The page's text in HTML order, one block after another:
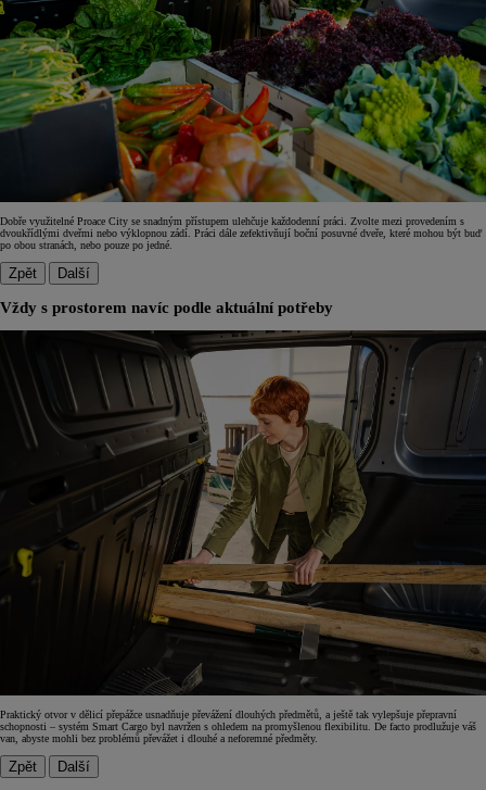
Dobře využitelné Proace City se snadným přístupem ulehčuje každodenní práci. Zvolte mezi provedením s
dvoukřídlými dveřmi nebo výklopnou zádí. Práci dále zefektivňují boční posuvné dveře, které mohou být buď
po obou stranách, nebo pouze po jedné.
Zpět Další
Vždy s prostorem navíc podle aktuální potřeby
Praktický otvor v dělicí přepážce usnadňuje převážení dlouhých předmětů, a ještě tak vylepšuje přepravní
schopnosti – systém Smart Cargo byl navržen s ohledem na promyšlenou flexibilitu. De facto prodlužuje váš
van, abyste mohli bez problémů převážet i dlouhé a neforemné předměty.
Zpět Další